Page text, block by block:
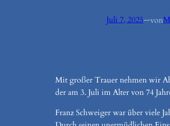
Juli 7, 2025—von
Mit großer Trauer nehmen wir
der am 3. Juli im Alter von 74
Franz Schweiger war über viele